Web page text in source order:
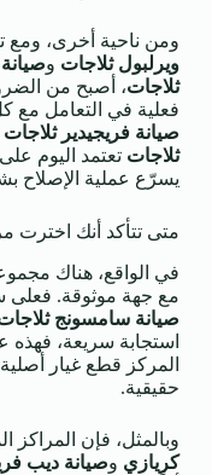
ومن ناحية أخرى، ومع
ويرلبول ثلاجات و
ثلاجات، أصبح من
فعلية في التعامل مع
صيانة فريجيدير ثلاجات
ثلاجات تعتمد اليوم
يسرّع عملية الإصلاح
متى تتأكد أنك اخترت
في الواقع، هناك
مع جهة موثوقة. فعلى
صيانة سامسونج
استجابة سريعة، فهذه
المركز قطع غيار
حقيقية.
وبالمثل، فإن
كريازي وصيانة ديب